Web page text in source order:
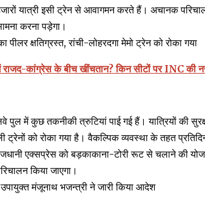
यात्री इसी ट्रेन से आवागमन करते हैं। अचानक
करना पड़ेगा।
क्षतिग्रस्त, रांची-लोहरदगा मेमो ट्रेन को रोका गया
राजद-कांग्रेस के बीच खींचतान? किन सीटों पर INC की
में कुछ तकनीकी त्रुटियां पाई गई हैं। यात्रियों की
को रोका गया है। वैकल्पिक व्यवस्था के तहत
एक्सप्रेस को बड़काकाना-टोरी रूट से चलाने की
किया जाएगा।
मंजूनाथ भजन्त्री ने जारी किया आदेश